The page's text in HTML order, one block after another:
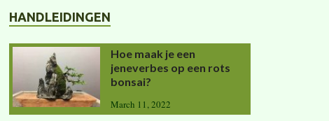
HANDLEIDINGEN
Hoe maak je een
jeneverbes op een rots
bonsai?
March 11, 2022